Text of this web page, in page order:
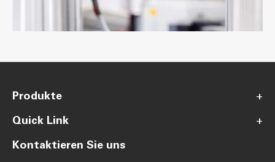
Produkte
+
Quick Link
+
Kontaktieren Sie uns